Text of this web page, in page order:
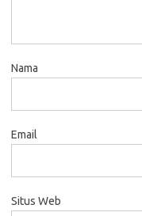
Nama
Email
Situs Web